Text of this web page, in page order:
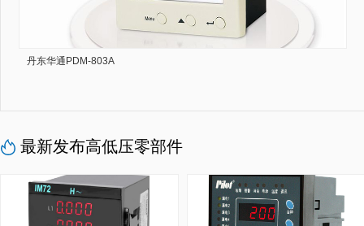
丹东华通PDM-803A
最新发布高低压零部件